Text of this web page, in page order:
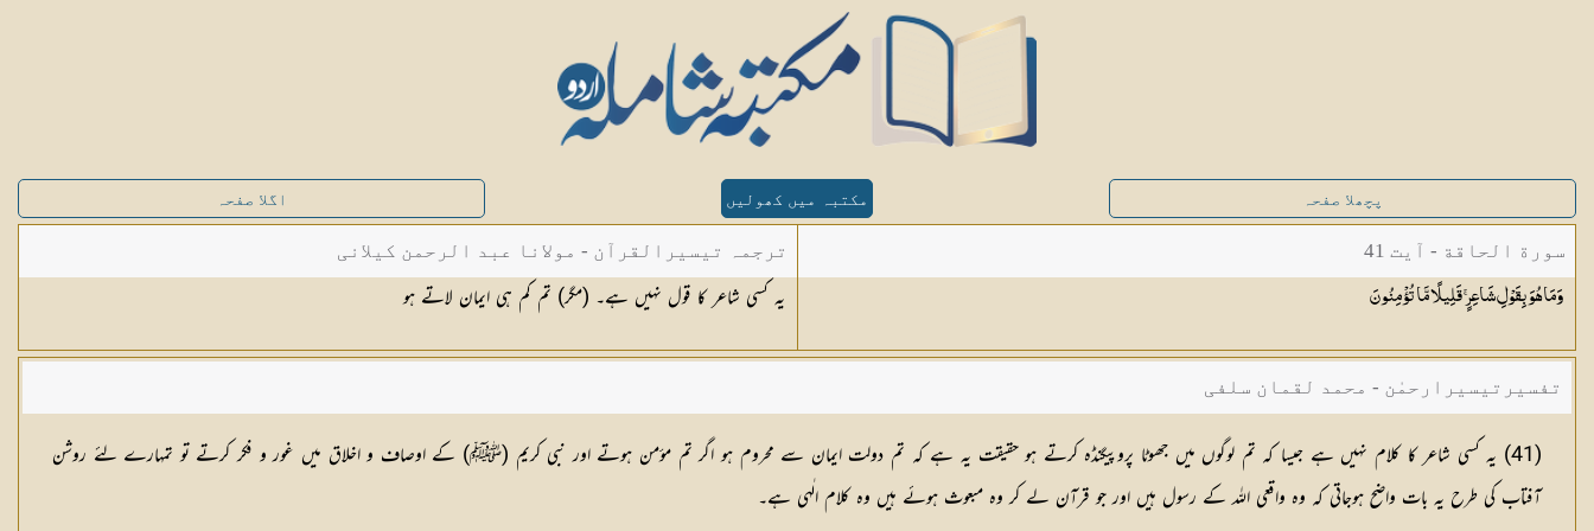
پچھلا صفحہ مکتبہ میں کھولیں اگلا صفحہ
سورة الحاقة - آیت 41
وَمَا هُوَ بِقَوْلِ شَاعِرٍ ۚ قَلِيلًا مَّاتُؤْمِنُونَ
ترجمہ تیسیرالقرآن - مولانا عبد الرحمن کیلانی
یہ کسی شاعر کا قول نہیں ہے۔ (مگر) تم کم ہی ایمان لاتے ہو
تفسیرتیسیرارحمٰن - محمد لقمان سلفی
(41) یہ کسی شاعر کا کلام نہیں ہے جیسا کہ تم لوگوں میں جھوٹا پروپیگنڈہ کرتے ہو حقیقت یہ ہے کہ تم دولت ایمان سے محروم ہو اگر تم مؤمن ہوتے اور نبی کریم (ﷺ) کے اوصاف و اخلاق میں غور و فکر کرتے تو تمہارے لئے روشن
آفتاب کی طرح یہ بات واضح ہوجاتی کہ وہ واقعی اللہ کے رسول ہیں اور جو قرآن لے کر وہ مبعوث ہوئے ہیں وہ کلام الٰہی ہے۔